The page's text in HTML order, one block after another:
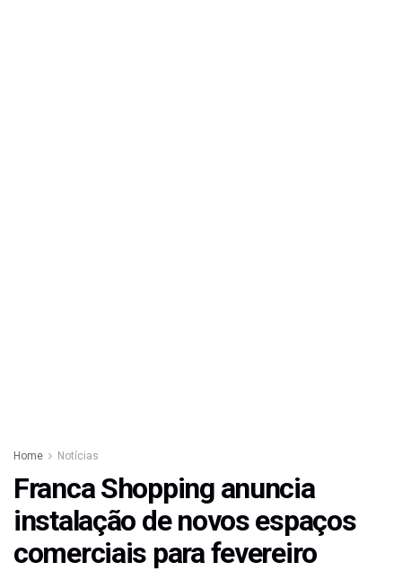
Home Notícias
Franca Shopping anuncia
instalação de novos espaços
comerciais para fevereiro